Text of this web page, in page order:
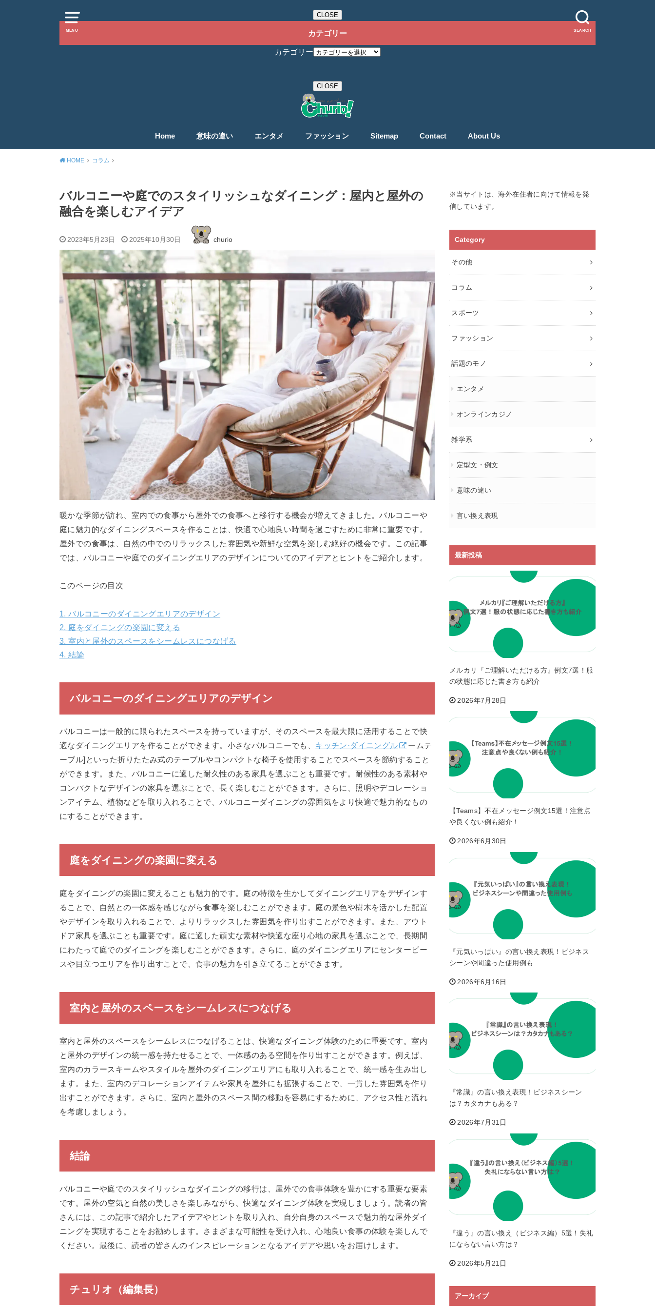
MENU
CLOSE
カテゴリー
カテゴリー
CLOSE
SEARCH
Home 意味の違い エンタメ ファッション Sitemap Contact About Us
HOME コラム
バルコニーや庭でのスタイリッシュなダイニング：屋内と屋外の
融合を楽しむアイデア
2023年5月23日 2025年10月30日 churio
暖かな季節が訪れ、室内での食事から屋外での食事へと移行する機会が増えてきました。バルコニーや
庭に魅力的なダイニングスペースを作ることは、快適で心地良い時間を過ごすために非常に重要です。
屋外での食事は、自然の中でのリラックスした雰囲気や新鮮な空気を楽しむ絶好の機会です。この記事
では、バルコニーや庭でのダイニングエリアのデザインについてのアイデアとヒントをご紹介します。
このページの目次
1. バルコニーのダイニングエリアのデザイン
2. 庭をダイニングの楽園に変える
3. 室内と屋外のスペースをシームレスにつなげる
4. 結論
バルコニーのダイニングエリアのデザイン
バルコニーは一般的に限られたスペースを持っていますが、そのスペースを最大限に活用することで快
適なダイニングエリアを作ることができます。小さなバルコニーでも、 キッチン·ダイニングル
ームテ
ーブル]といった折りたたみ式のテーブルやコンパクトな椅子を使用することでスペースを節約すること
ができます。また、バルコニーに適した耐久性のある家具を選ぶことも重要です。耐候性のある素材や
コンパクトなデザインの家具を選ぶことで、長く楽しむことができます。さらに、照明やデコレーショ
ンアイテム、植物などを取り入れることで、バルコニーダイニングの雰囲気をより快適で魅力的なもの
にすることができます。
庭をダイニングの楽園に変える
庭をダイニングの楽園に変えることも魅力的です。庭の特徴を生かしてダイニングエリアをデザインす
ることで、自然との一体感を感じながら食事を楽しむことができます。庭の景色や樹木を活かした配置
やデザインを取り入れることで、よりリラックスした雰囲気を作り出すことができます。また、アウト
ドア家具を選ぶことも重要です。庭に適した頑丈な素材や快適な座り心地の家具を選ぶことで、長期間
にわたって庭でのダイニングを楽しむことができます。さらに、庭のダイニングエリアにセンターピー
スや目立つエリアを作り出すことで、食事の魅力を引き立てることができます。
室内と屋外のスペースをシームレスにつなげる
室内と屋外のスペースをシームレスにつなげることは、快適なダイニング体験のために重要です。室内
と屋外のデザインの統一感を持たせることで、一体感のある空間を作り出すことができます。例えば、
室内のカラースキームやスタイルを屋外のダイニングエリアにも取り入れることで、統一感を生み出し
ます。また、室内のデコレーションアイテムや家具を屋外にも拡張することで、一貫した雰囲気を作り
出すことができます。さらに、室内と屋外のスペース間の移動を容易にするために、アクセス性と流れ
を考慮しましょう。
結論
バルコニーや庭でのスタイリッシュなダイニングの移行は、屋外での食事体験を豊かにする重要な要素
です。屋外の空気と自然の美しさを楽しみながら、快適なダイニング体験を実現しましょう。読者の皆
さんには、この記事で紹介したアイデアやヒントを取り入れ、自分自身のスペースで魅力的な屋外ダイ
ニングを実現することをお勧めします。さまざまな可能性を受け入れ、心地良い食事の体験を楽しんで
ください。最後に、読者の皆さんのインスピレーションとなるアイデアや思いをお届けします。
チュリオ（編集長）
※当サイトは、海外在住者に向けて情報を発
信しています。
Category
その他
コラム
スポーツ
ファッション
話題のモノ
エンタメ
オンラインカジノ
雑学系
定型文・例文
意味の違い
言い換え表現
最新投稿
メルカリ『ご理解いただける方』例文7選！服
の状態に応じた書き方も紹介
2026年7月28日
【Teams】不在メッセージ例文15選！注意点
や良くない例も紹介！
2026年6月30日
『元気いっぱい』の言い換え表現！ビジネス
シーンや間違った使用例も
2026年6月16日
『常識』の言い換え表現！ビジネスシーン
は？カタカナもある？
2026年7月31日
『違う』の言い換え（ビジネス編）5選！失礼
にならない言い方は？
2026年5月21日
アーカイブ